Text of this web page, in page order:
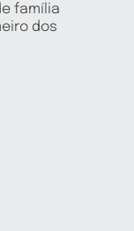
família
dos